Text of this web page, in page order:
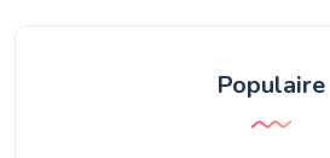
Populaire